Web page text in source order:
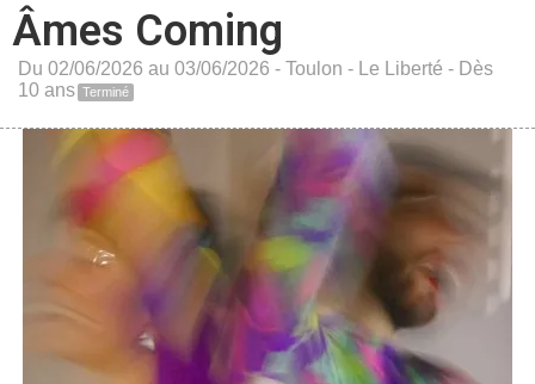
Âmes Coming
Du 02/06/2026 au 03/06/2026 - Toulon - Le Liberté - Dès
10 ans Terminé